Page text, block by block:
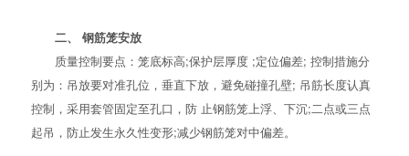
二、 钢筋笼安放
质量控制要点：笼底标高;保护层厚度 ;定位偏差; 控制措施分
别为：吊放要对准孔位，垂直下放，避免碰撞孔壁; 吊筋长度认真
控制，采用套管固定至孔口，防 止钢筋笼上浮、下沉;二点或三点
起吊，防止发生永久性变形;减少钢筋笼对中偏差。